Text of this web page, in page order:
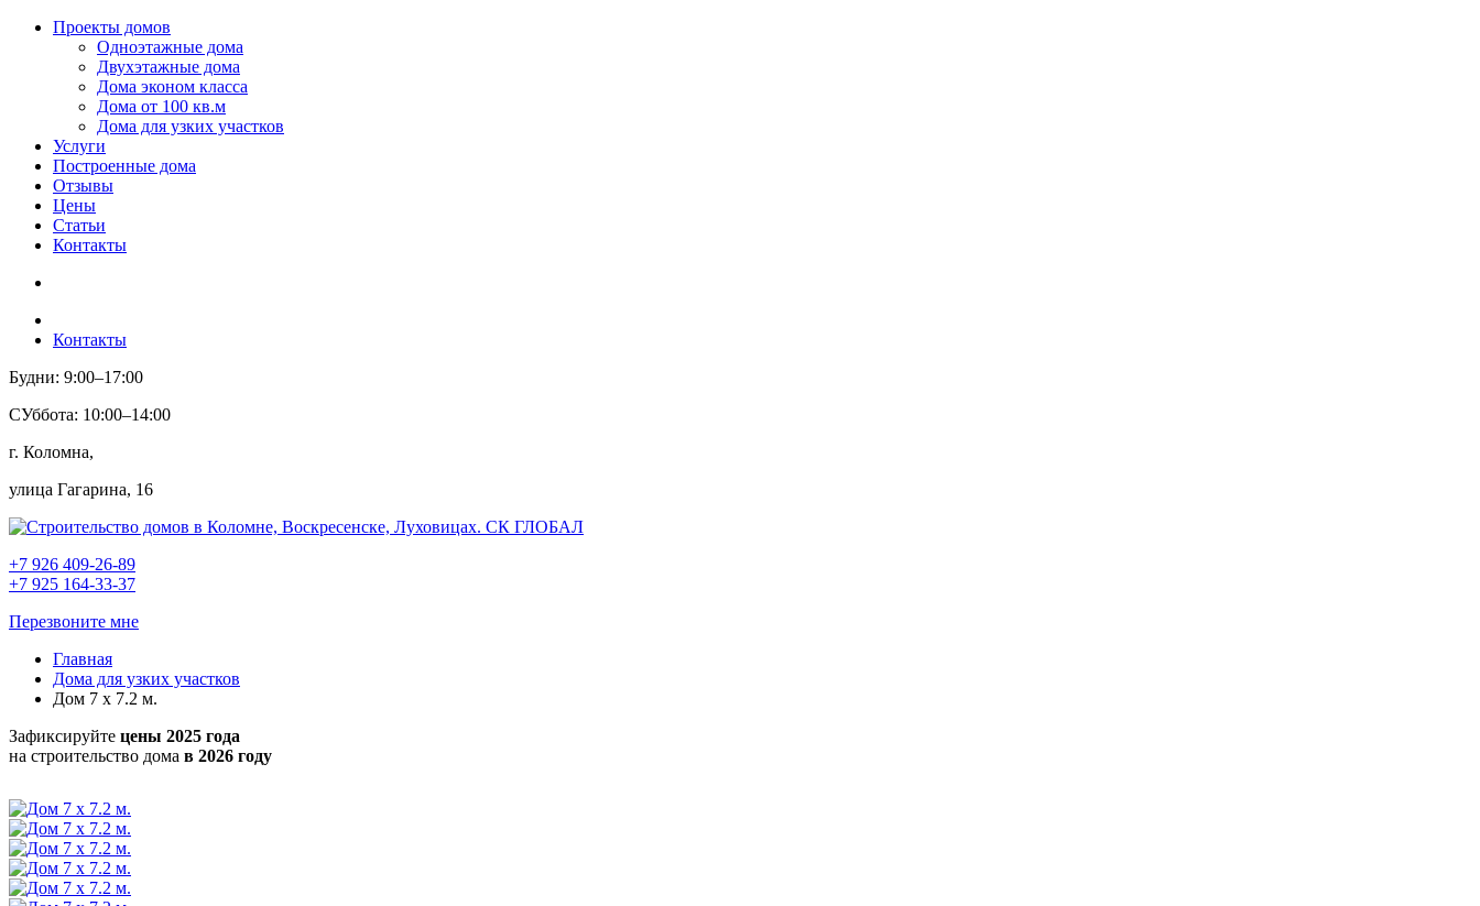
Проекты домов
Одноэтажные дома
Двухэтажные дома
Дома эконом класса
Дома от 100 кв.м
Дома для узких участков
Услуги
Построенные дома
Отзывы
Цены
Статьи
Контакты
Контакты
Будни: 9:00–17:00
СУббота: 10:00–14:00
г. Коломна,
улица Гагарина, 16
+7 926 409-26-89
+7 925 164-33-37
Перезвоните мне
Главная
Дома для узких участков
Дом 7 х 7.2 м.
Зафиксируйте цены 2025 года
на строительство дома в 2026 году